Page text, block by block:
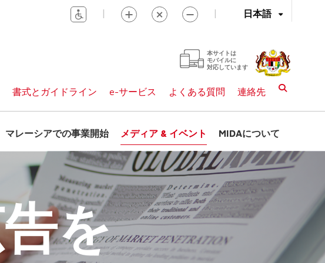
日本語
| |
本サイトは
モバイルに
対応しています
書式とガイドライン e-サービス よくある質問 連絡先
マレーシアでの事業開始 メディア & イベント MIDAについて